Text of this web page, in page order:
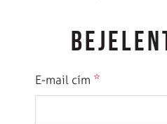
E-mail cím *